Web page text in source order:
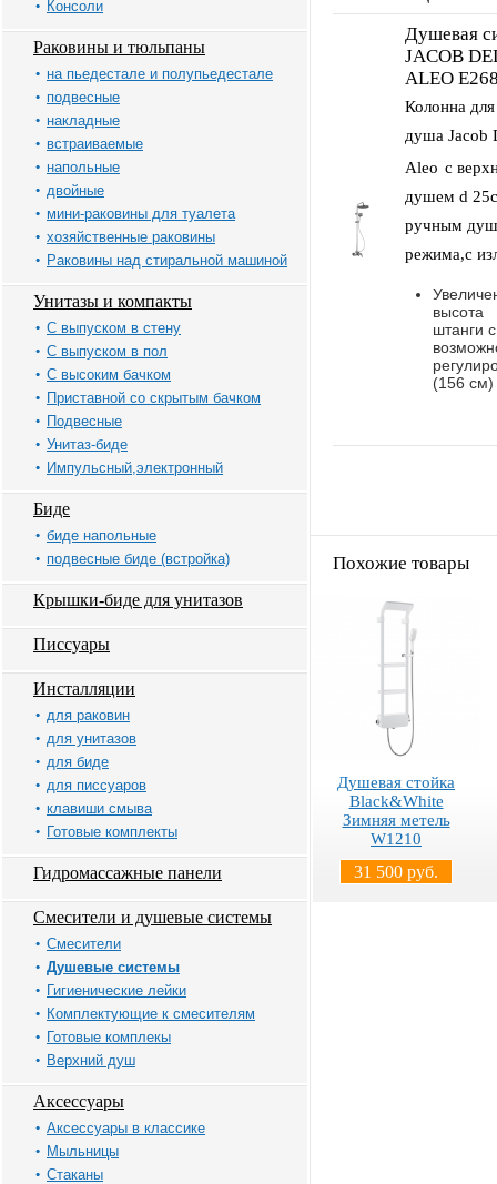
Консоли
Раковины и тюльпаны
на пьедестале и полупьедестале
подвесные
накладные
встраиваемые
напольные
двойные
мини-раковины для туалета
хозяйственные раковины
Раковины над стиральной машиной
Унитазы и компакты
С выпуском в стену
С выпуском в пол
С высоким бачком
Приставной со скрытым бачком
Подвесные
Унитаз-биде
Импульсный,электронный
Биде
биде напольные
подвесные биде (встройка)
Крышки-биде для унитазов
Писсуары
Инсталляции
для раковин
для унитазов
для биде
для писсуаров
клавиши смыва
Готовые комплекты
Гидромассажные панели
Смесители и душевые системы
Смесители
Душевые системы
Гигиенические лейки
Комплектующие к смесителям
Готовые комплекы
Верхний душ
Аксессуары
Аксессуары в классике
Мыльницы
Стаканы
Душевая
JACOB
ALEO
Колонна
душа Jacob
Aleo с
душем d
ручным
режима,с
высота
штанги с
(156 см)
Похожие товары
Душевая стойка
Black&White
Зимняя метель
W1210
31 500 руб.